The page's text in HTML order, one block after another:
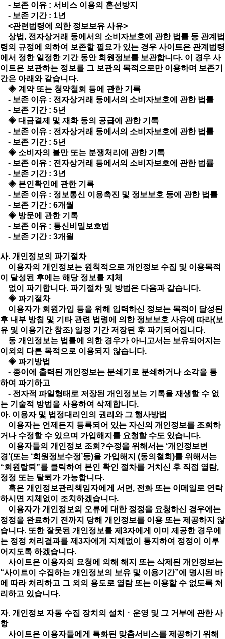
- 보존 이유 : 서비스 이용의 혼선방지
- 보존 기간 : 1년
<관련법령에 의한 정보보유 사유>
상법, 전자상거래 등에서의 소비자보호에 관한 법률 등 관계법
령의 규정에 의하여 보존할 필요가 있는 경우 사이트은 관계법령
에서 정한 일정한 기간 동안 회원정보를 보관합니다. 이 경우 사
이트은 보관하는 정보를 그 보관의 목적으로만 이용하며 보존기
간은 아래와 같습니다.
◈ 계약 또는 청약철회 등에 관한 기록
- 보존 이유 : 전자상거래 등에서의 소비자보호에 관한 법률
- 보존 기간 : 5년
◈ 대금결제 및 재화 등의 공급에 관한 기록
- 보존 이유 : 전자상거래 등에서의 소비자보호에 관한 법률
- 보존 기간 : 5년
◈ 소비자의 불만 또는 분쟁처리에 관한 기록
- 보존 이유 : 전자상거래 등에서의 소비자보호에 관한 법률
- 보존 기간 : 3년
◈ 본인확인에 관한 기록
- 보존 이유 : 정보통신 이용촉진 및 정보보호 등에 관한 법률
- 보존 기간 : 6개월
◈ 방문에 관한 기록
- 보존 이유 : 통신비밀보호법
- 보존 기간 : 3개월
사. 개인정보의 파기절차
이용자의 개인정보는 원칙적으로 개인정보 수집 및 이용목적
이 달성된 후에는 해당 정보를 지체
없이 파기합니다. 파기절차 및 방법은 다음과 같습니다.
◈ 파기절차
이용자가 회원가입 등을 위해 입력하신 정보는 목적이 달성된
후 내부 방침 및 기타 관련 법령에 의한 정보보호 사유에 따라(보
유 및 이용기간 참조) 일정 기간 저장된 후 파기되어집니다.
동 개인정보는 법률에 의한 경우가 아니고서는 보유되어지는
이외의 다른 목적으로 이용되지 않습니다.
◈ 파기방법
- 종이에 출력된 개인정보는 분쇄기로 분쇄하거나 소각을 통
하여 파기하고
- 전자적 파일형태로 저장된 개인정보는 기록을 재생할 수 없
는 기술적 방법을 사용하여 삭제합니다.
아. 이용자 및 법정대리인의 권리와 그 행사방법
이용자는 언제든지 등록되어 있는 자신의 개인정보를 조회하
거나 수정할 수 있으며 가입해지를 요청할 수도 있습니다.
이용자들의 개인정보 조회?수정을 위해서는 ‘개인정보변
경’(또는 ‘회원정보수정’등)을 가입해지 (동의철회)를 위해서는
“회원탈퇴”를 클릭하여 본인 확인 절차를 거치신 후 직접 열람,
정정 또는 탈퇴가 가능합니다.
혹은 개인정보관리책임자에게 서면, 전화 또는 이메일로 연락
하시면 지체없이 조치하겠습니다.
이용자가 개인정보의 오류에 대한 정정을 요청하신 경우에는
정정을 완료하기 전까지 당해 개인정보를 이용 또는 제공하지 않
습니다. 또한 잘못된 개인정보를 제3자에게 이미 제공한 경우에
는 정정 처리결과를 제3자에게 지체없이 통지하여 정정이 이루
어지도록 하겠습니다.
사이트은 이용자의 요청에 의해 해지 또는 삭제된 개인정보는
“사이트이 수집하는 개인정보의 보유 및 이용기간”에 명시된 바
에 따라 처리하고 그 외의 용도로 열람 또는 이용할 수 없도록 처
리하고 있습니다.
자. 개인정보 자동 수집 장치의 설치ㆍ운영 및 그 거부에 관한 사
항
사이트은 이용자들에게 특화된 맞춤서비스를 제공하기 위해